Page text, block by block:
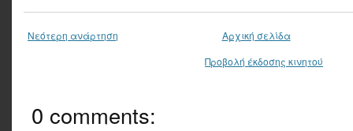
Νεότερη ανάρτηση
Αρχική σελίδα
Προβολή έκδοσης κινητού
0 comments: